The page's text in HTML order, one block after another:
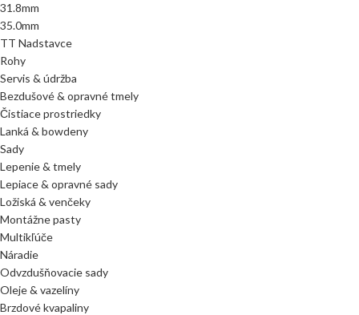
31.8mm
35.0mm
TT Nadstavce
Rohy
Servis & údržba
Bezdušové & opravné tmely
Čistiace prostriedky
Lanká & bowdeny
Sady
Lepenie & tmely
Lepiace & opravné sady
Ložiská & venčeky
Montážne pasty
Multikľúče
Náradie
Odvzdušňovacie sady
Oleje & vazelíny
Brzdové kvapaliny